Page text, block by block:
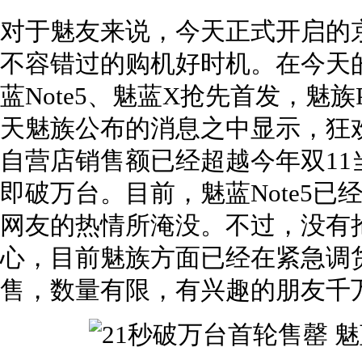
对于魅友来说，今天正式开启的
不容错过的购机好时机。在今
蓝Note5、魅蓝X抢先首发，魅
天魅族公布的消息之中显示，
自营店销售额已经超越今年双
即破万台。目前，魅蓝Note5已
网友的热情所淹没。不过，没
心，目前魅族方面已经在紧急
售，数量有限，有兴趣的朋友千